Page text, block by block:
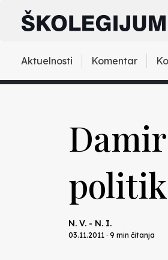
Aktuelnosti Komentar
N. V. - N. I.
03.11.2011 · 9 min čitanja